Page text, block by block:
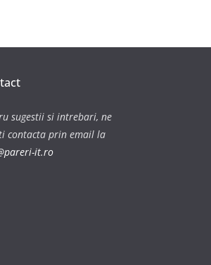
sugestii si intrebari, ne
contacta prin email la
it.ro